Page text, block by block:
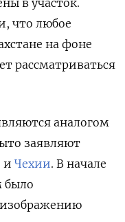
что любое
на фоне
рассматриваться
аналогом
заявляют
и Чехии. В начале
было
изображению